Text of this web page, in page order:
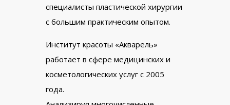
специалисты пластической хирургии
с большим практическим опытом.
Институт красоты «Акварель»
работает в сфере медицинских и
косметологических услуг с 2005
года.